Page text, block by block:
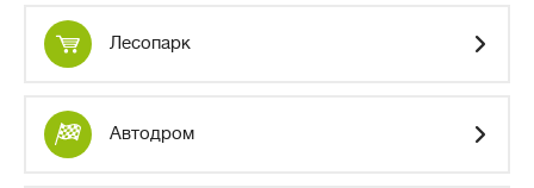
Лесопарк
Автодром